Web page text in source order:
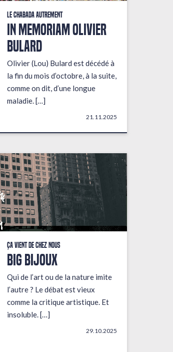
Le Chabada autrement
In Memoriam Olivier
Bulard
Olivier (Lou) Bulard est décédé à
la fin du mois d’octobre, à la suite,
comme on dit, d’une longue
maladie. […]
21.11.2025
Ça vient de chez nous
BIG BIJOUX
Qui de l’art ou de la nature imite
l’autre ? Le débat est vieux
comme la critique artistique. Et
insoluble. […]
29.10.2025